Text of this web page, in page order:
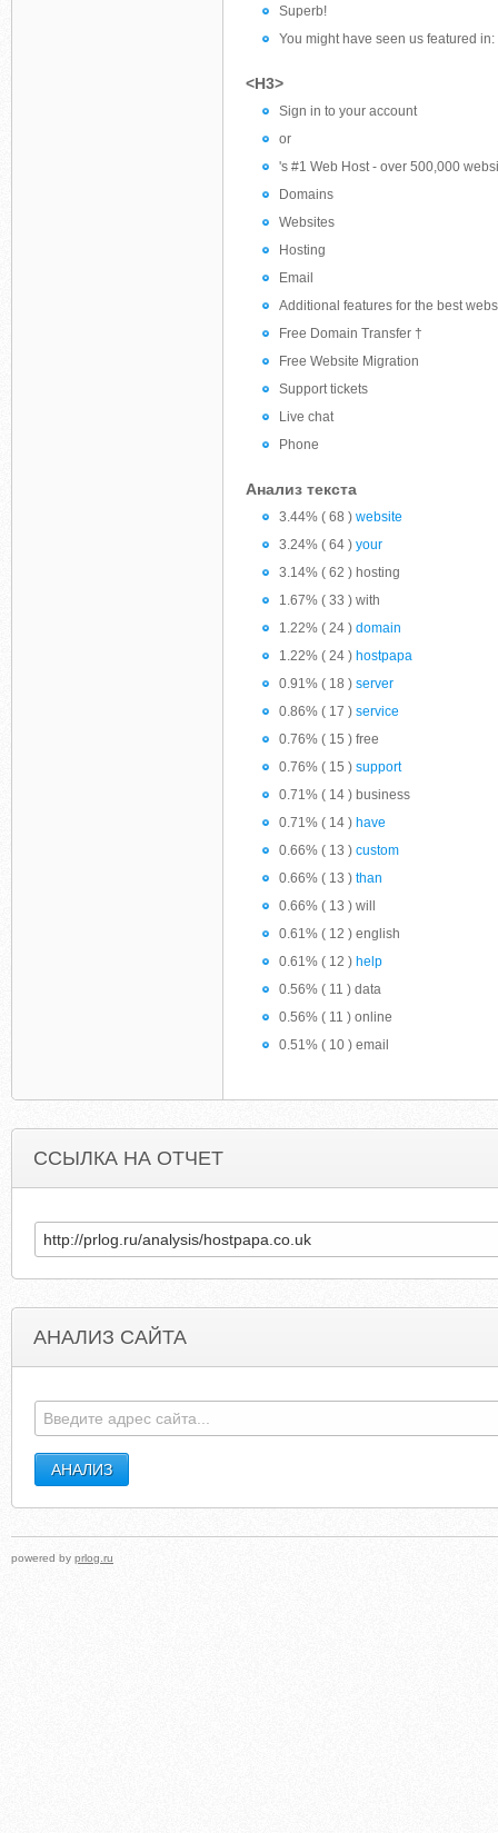
Superb!
You might have seen us featured in:
<H3>
Sign in to your account
or
's #1 Web Host - over 500,000
Domains
Websites
Hosting
Email
Additional features for the best
Free Domain Transfer †
Free Website Migration
Support tickets
Live chat
Phone
Анализ текста
3.44% ( 68 ) website
3.24% ( 64 ) your
3.14% ( 62 ) hosting
1.67% ( 33 ) with
1.22% ( 24 ) domain
1.22% ( 24 ) hostpapa
0.91% ( 18 ) server
0.86% ( 17 ) service
0.76% ( 15 ) free
0.76% ( 15 ) support
0.71% ( 14 ) business
0.71% ( 14 ) have
0.66% ( 13 ) custom
0.66% ( 13 ) than
0.66% ( 13 ) will
0.61% ( 12 ) english
0.61% ( 12 ) help
0.56% ( 11 ) data
0.56% ( 11 ) online
0.51% ( 10 ) email
ССЫЛКА НА ОТЧЕТ
АНАЛИЗ САЙТА
powered by prlog.ru